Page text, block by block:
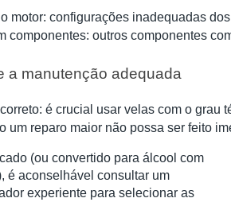
motor: configurações inadequadas
componentes: outros componentes
a manutenção adequada
é crucial usar velas com o grau
um reparo maior não possa ser feito
(ou convertido para álcool com
é aconselhável consultar um
experiente para selecionar as